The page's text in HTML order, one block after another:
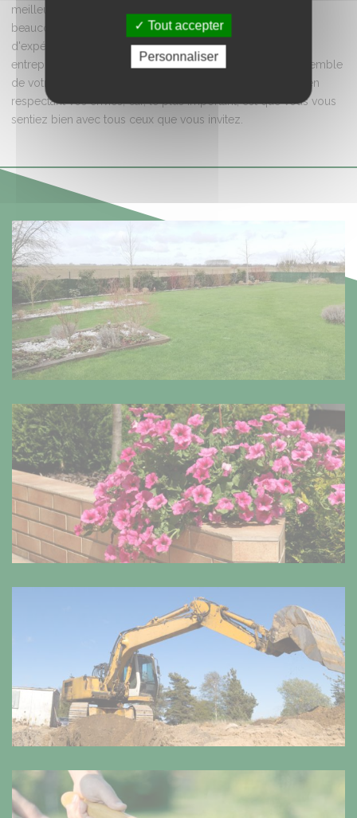
meilleur pour le client. Après des années d'études avec
beaucoup de travaux pratiques, après quelques années
d'expériences chez un paysagiste, nous avons créé cette
entreprise afin de vous accompagner dans le projet d'ensemble
de votre espace vert. Nous pouvons vous conseiller tout en
respectant vos envies, car, le plus important, est que vous vous
sentiez bien avec tous ceux que vous invitez.
Tout accepter
Personnaliser